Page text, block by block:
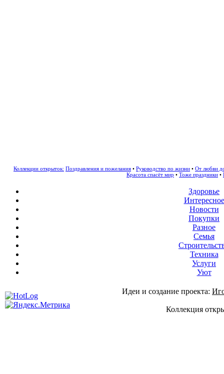
Коллекции открыток: Поздравления и пожелания • Руководство по жизни • От любви
Красота спасёт мир • Тоже праздники •
Здоровье
Интересное
Новости
Покупки
Разное
Семья
Техника
Услуги
Уют
Идеи и создание проекта:
Коллекция